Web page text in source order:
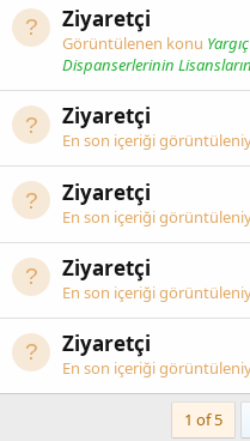
Ziyaretçi
Görüntülenen konu
Dispanserlerinin
Ziyaretçi
En son içeriği
Ziyaretçi
En son içeriği
Ziyaretçi
En son içeriği
Ziyaretçi
En son içeriği
1 of 5